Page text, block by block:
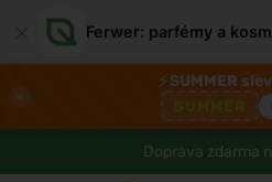
Ferwer: parfémy a
×
⚡SUMMER
Doprava zdarma